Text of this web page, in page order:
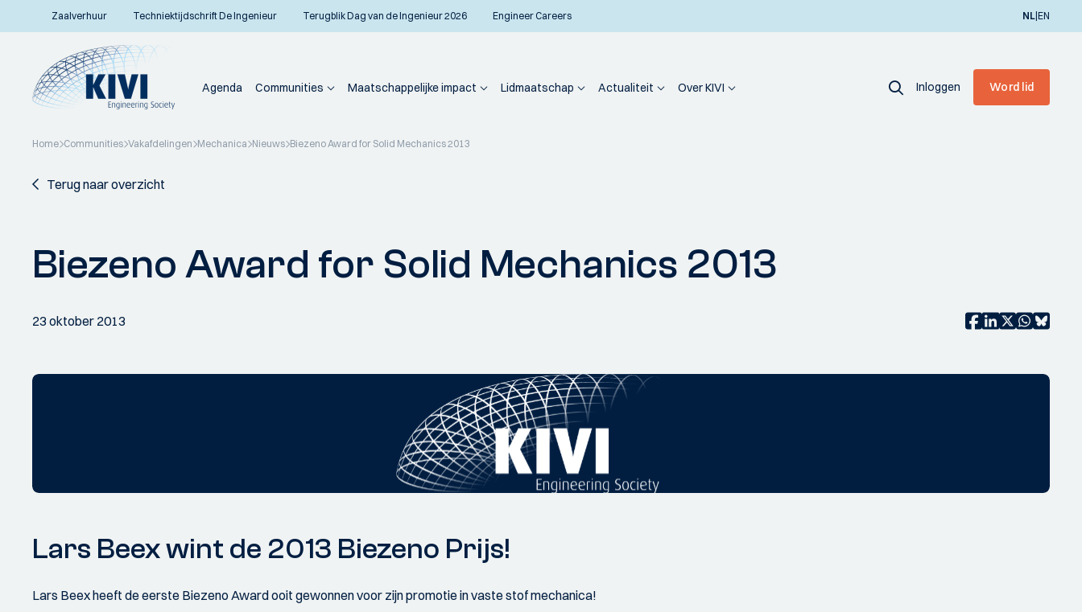
Zaalverhuur Techniektijdschrift De Ingenieur Terugblik Dag van de Ingenieur 2026 Engineer Careers NL|EN
Agenda Communities Maatschappelijke impact Lidmaatschap Actualiteit Over KIVI Inloggen Word lid
Home Communities Vakafdelingen Mechanica Nieuws Biezeno Award for Solid Mechanics 2013
Terug naar overzicht
Biezeno Award for Solid Mechanics 2013
23 oktober 2013
Lars Beex wint de 2013 Biezeno Prijs!
Lars Beex heeft de eerste Biezeno Award ooit gewonnen voor zijn promotie in vaste stof mechanica!